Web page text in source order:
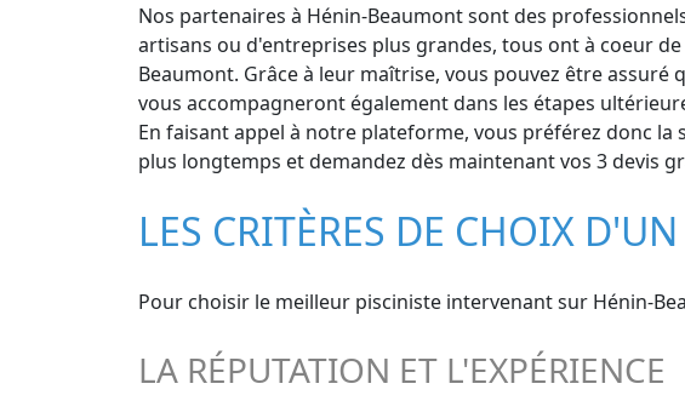
Nos partenaires à Hénin-Beaumont sont des
artisans ou d'entreprises plus grandes, tous ont à coeur
Beaumont. Grâce à leur maîtrise, vous pouvez être
vous accompagneront également dans les étapes
En faisant appel à notre plateforme, vous préférez donc
plus longtemps et demandez dès maintenant vos 3 devis
LES CRITÈRES DE CHOIX
Pour choisir le meilleur pisciniste intervenant sur Hénin-
LA RÉPUTATION ET L'EXPÉRIENCE